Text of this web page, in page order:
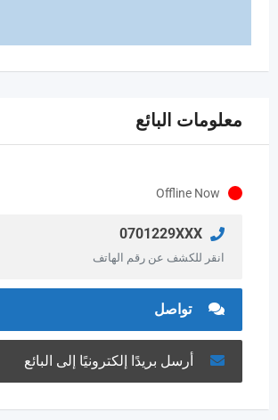
معلومات البائع
Offline Now
0701229XXX
انقر للكشف عن رقم الهاتف
تواصل
أرسل بريدًا إلكترونيًا إلى البائع